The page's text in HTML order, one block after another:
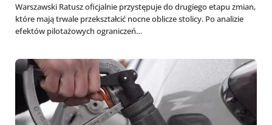
Warszawski Ratusz oficjalnie przystępuje do drugiego etapu zmian,
które mają trwale przekształcić nocne oblicze stolicy. Po analizie
efektów pilotażowych ograniczeń…